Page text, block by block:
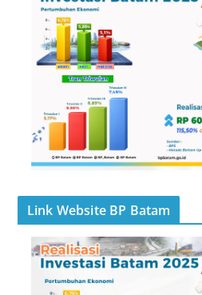
Link Website BP Batam